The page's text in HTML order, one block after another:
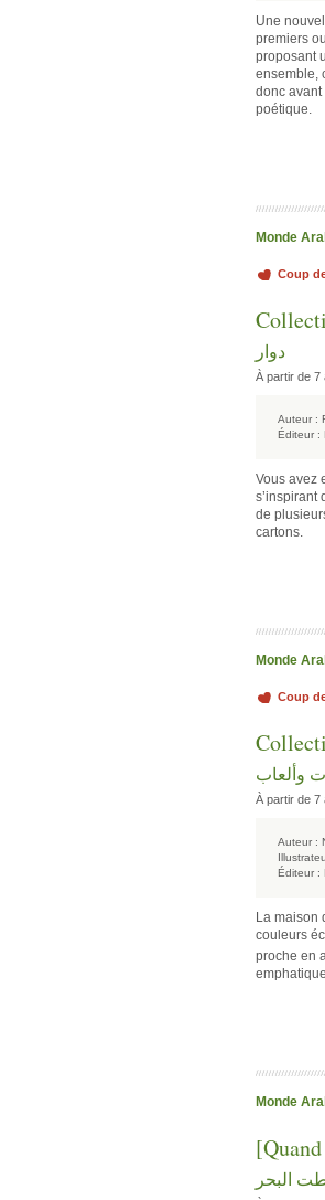
Une
premiers
proposant
ensemble,
donc avant
poétique.
Monde
Coup
دوار
À partir de 7
Auteur :
Éditeur :
Vous avez
s’inspirant
de
cartons.
Monde
Coup
وألعاب
À partir de 7
Auteur :
Éditeur :
La maison
couleurs
proche en
Monde
البحر